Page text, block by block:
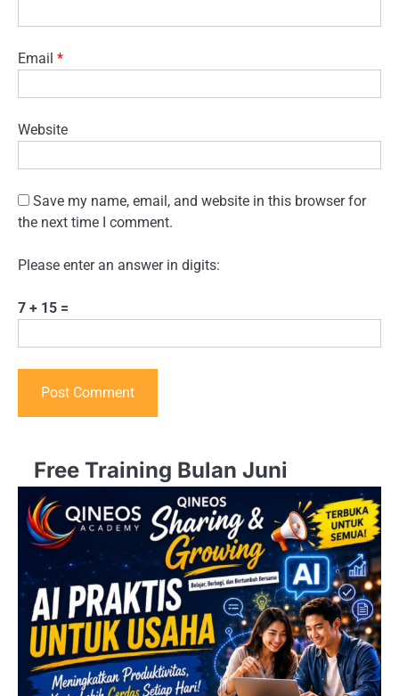
Email *
Website
Save my name, email, and website in this browser for
the next time I comment.
Please enter an answer in digits:
7 + 15 =
Free Training Bulan Juni